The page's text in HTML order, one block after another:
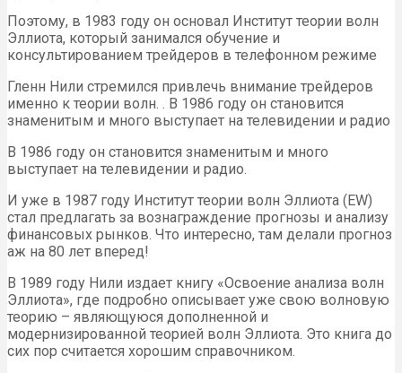
Поэтому, в 1983 году он основал Институт теории волн
Эллиота, который занимался обучение и
консультированием трейдеров в телефонном режиме
Гленн Нили стремился привлечь внимание трейдеров
именно к теории волн. . В 1986 году он становится
знаменитым и много выступает на телевидении и радио
В 1986 году он становится знаменитым и много
выступает на телевидении и радио.
И уже в 1987 году Институт теории волн Эллиота (EW)
стал предлагать за вознаграждение прогнозы и анализу
финансовых рынков. Что интересно, там делали прогноз
аж на 80 лет вперед!
В 1989 году Нили издает книгу «Освоение анализа волн
Эллиота», где подробно описывает уже свою волновую
теорию – являющуюся дополненной и
модернизированной теорией волн Эллиота. Это книга до
сих пор считается хорошим справочником.